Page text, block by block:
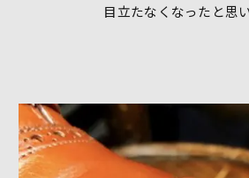
目立たなくなったと思い